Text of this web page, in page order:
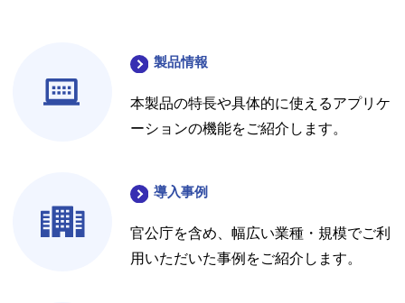
製品情報
本製品の特長や具体的に使えるアプリケ
ーションの機能をご紹介します。
導入事例
官公庁を含め、幅広い業種・規模でご利
用いただいた事例をご紹介します。